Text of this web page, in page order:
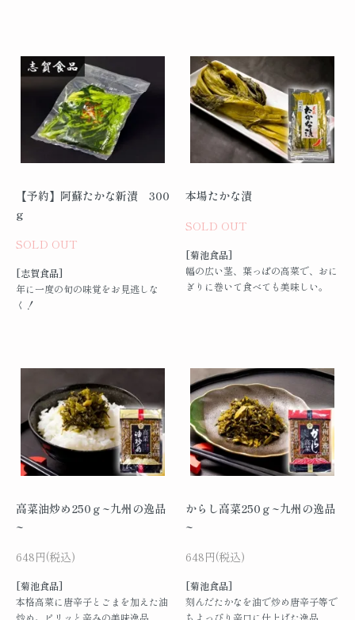
【予約】阿蘇たかな新漬 300
g
SOLD OUT
[志賀食品]
年に一度の旬の味覚をお見逃しな
く！
本場たかな漬
SOLD OUT
[菊池食品]
幅の広い茎、葉っぱの高菜で、おに
ぎりに巻いて食べても美味しい。
高菜油炒め250ｇ~九州の逸品
~
648円(税込)
[菊池食品]
本格高菜に唐辛子とごまを加えた油
からし高菜250ｇ~九州の逸品
~
648円(税込)
[菊池食品]
刻んだたかなを油で炒め唐辛子等で